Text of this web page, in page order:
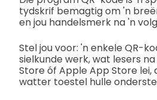
tydskrif bemagtig om 'n
en jou handelsmerk na 'n
Stel jou voor: 'n enkele QR-
sielkunde werk, wat lesers
Store óf Apple App Store lei,
watter toestel hulle